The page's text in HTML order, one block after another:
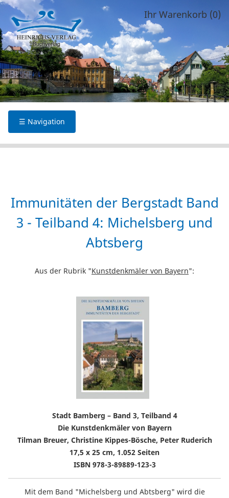
Ihr Warenkorb (0)
☰ Navigation
Immunitäten der Bergstadt Band
3 - Teilband 4: Michelsberg und
Abtsberg
Aus der Rubrik "Kunstdenkmäler von Bayern":
Stadt Bamberg – Band 3, Teilband 4
Die Kunstdenkmäler von Bayern
Tilman Breuer, Christine Kippes-Bösche, Peter Ruderich
17,5 x 25 cm, 1.052 Seiten
ISBN 978-3-89889-123-3
Mit dem Band "Michelsberg und Abtsberg" wird die